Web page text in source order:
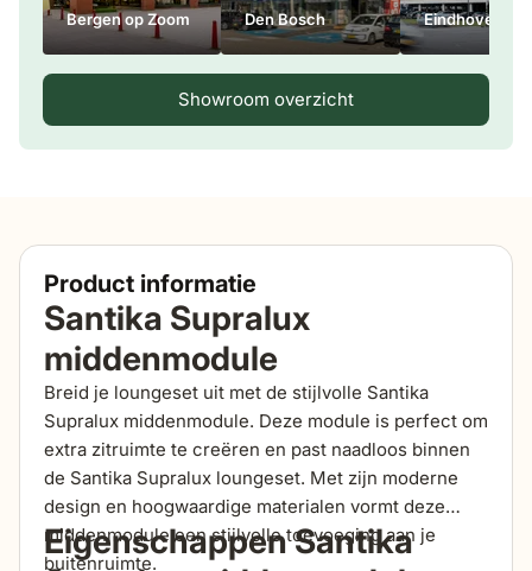
Bergen op Zoom Den Bosch Eindhoven
Showroom overzicht
Product informatie
Santika Supralux
middenmodule
Breid je loungeset uit met de stijlvolle Santika
Supralux middenmodule. Deze module is perfect om
extra zitruimte te creëren en past naadloos binnen
de Santika Supralux loungeset. Met zijn moderne
design en hoogwaardige materialen vormt deze
middenmodule een stijlvolle toevoeging aan je
buitenruimte.
Eigenschappen Santika